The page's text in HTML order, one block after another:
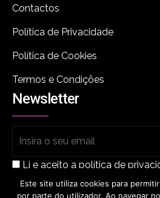
Contactos
Política de Privacidade
Política de Cookies
Termos e Condições
Newsletter
Li e aceito a política de
Este site utiliza cookies para
por parte do utilizador. Ao navegar